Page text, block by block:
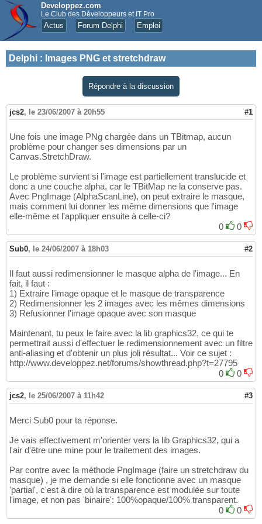
Developpez.com
Le Club des Développeurs et IT Pro
Actus Forum Delphi Emploi
Delphi : Images PNG et stretchdraw
Répondre à la discussion
jcs2, le 23/06/2007 à 20h55 #1
Une fois une image PNg chargée dans un TBitmap, aucun
problème pour changer ses dimensions par un
Canvas.StretchDraw.
Le problème survient si l'image est partiellement translucide et
donc a une couche alpha, car le TBitMap ne la conserve pas.
Avec PngImage (AlphaScanLine), on peut extraire le masque,
mais comment lui donner les même dimensions que l'image
elle-même et l'appliquer ensuite à celle-ci?
0
0
Sub0, le 24/06/2007 à 18h03 #2
Il faut aussi redimensionner le masque alpha de l'image... En
fait, il faut :
1) Extraire l'image opaque et le masque de transparence
2) Redimensionner les 2 images avec les mêmes dimensions
3) Refusionner l'image opaque avec son masque
Maintenant, tu peux le faire avec la lib graphics32, ce qui te
permettrait aussi d'effectuer le redimensionnement avec un filtre
anti-aliasing et d'obtenir un plus joli résultat... Voir ce sujet :
http://www.developpez.net/forums/showthread.php?t=27795
0
0
jcs2, le 25/06/2007 à 11h42 #3
Merci Sub0 pour ta réponse.
Je vais effectivement m'orienter vers la lib Graphics32, qui a
l'air d'être une mine pour le traitement des images.
Par contre avec la méthode PngImage (faire un stretchdraw du
masque) , je me demande si elle fonctionne avec un masque
'partial', c'est à dire où la transparence est modulée sur toute
l'image, et non pas 'binaire': 100%opaque/100% transparent.
0
0